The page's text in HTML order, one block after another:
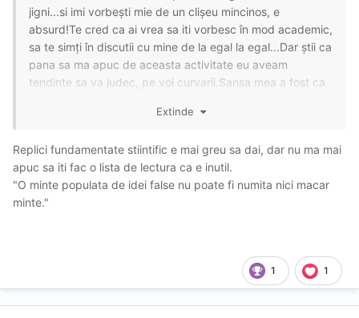
jigni...si imi vorbești mie de un clișeu mincinos, e
absurd!Te cred ca ai vrea sa iti vorbesc în mod academic,
sa te simți în discutii cu mine de la egal la egal...Dar știi ca
pana sa ma apuc de aceasta activitate eu aveam
tendințe sa va judec, pe voi curvarii.Sansa mea a fost ca
meu nu auzisem vreodata pe cineva sa vorbească de
Singurul imbold care ma determina sa fiu în discutii pe
acest forum este...corectitudinea si iubirea de oameni.In
rest stiu sa dau replici scurte și tăioase, nu este deloc
Extinde
Replici fundamentate stiintific e mai greu sa dai, dar nu ma mai
apuc sa iti fac o lista de lectura ca e inutil.
"O minte populata de idei false nu poate fi numita nici macar
minte."
1 1